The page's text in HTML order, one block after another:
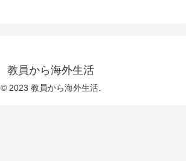
教員から海外生活
© 2023 教員から海外生活.